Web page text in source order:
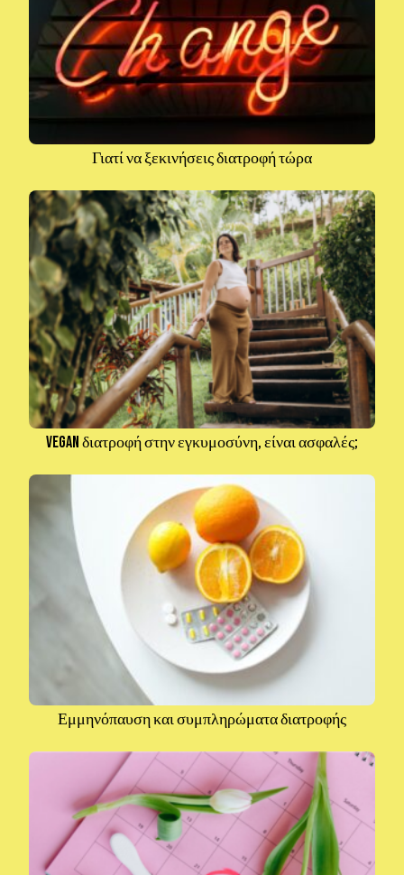
Γιατί να ξεκινήσεις διατροφή τώρα
Vegan διατροφή στην εγκυμοσύνη, είναι ασφαλές;
Εμμηνόπαυση και συμπληρώματα διατροφής